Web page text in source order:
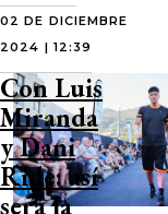
02 DE DICIEMBRE
2024 | 12:39
Con Luis
Miranda
y Dani
Ride: así
será la